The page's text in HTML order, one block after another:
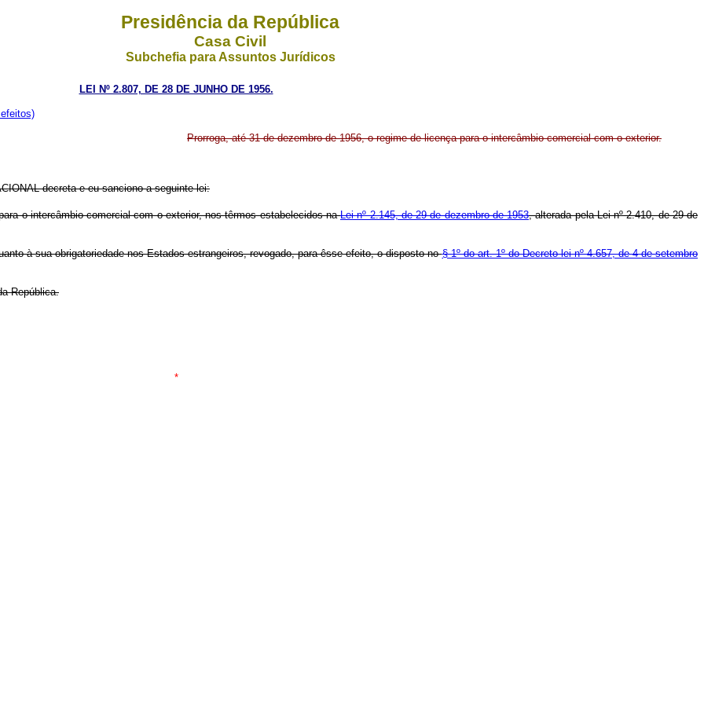
Presidência da República
Casa Civil
Subchefia para Assuntos Jurídicos
LEI Nº 2.807, DE 28 DE JUNHO DE 1956.
Prorroga, até 31 de dezembro de 1956, o regime de licença para o intercâmbio comercial com o exterior.
decreta e eu sanciono a seguinte lei:
o intercâmbio comercial com o exterior, nos têrmos estabelecidos naLei nº 2.145, de 29 de dezembro de 1953, alterada pela Lei nº 2.410, de 29 de
à sua obrigatoriedade nos Estados estrangeiros, revogado, para êsse efeito, o disposto no§ 1º do art. 1º do Decreto-lei nº 4.657, de 4 de setembro
República.
*